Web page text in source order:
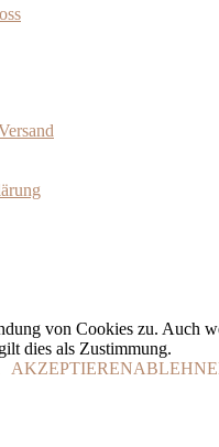
von Cookies zu. Auch
dies als Zustimmung.
AKZEPTIEREN